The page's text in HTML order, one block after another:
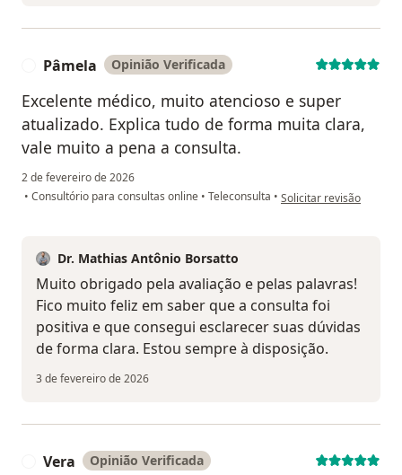
Pâmela Opinião Verificada
Excelente médico, muito atencioso e super
atualizado. Explica tudo de forma muita clara,
vale muito a pena a consulta.
2 de fevereiro de 2026
• Consultório para consultas online • Teleconsulta • na opinião do utilizador
Solicitar revisão
Dr. Mathias Antônio Borsatto
Muito obrigado pela avaliação e pelas palavras!
Fico muito feliz em saber que a consulta foi
positiva e que consegui esclarecer suas dúvidas
de forma clara. Estou sempre à disposição.
3 de fevereiro de 2026
Vera Opinião Verificada